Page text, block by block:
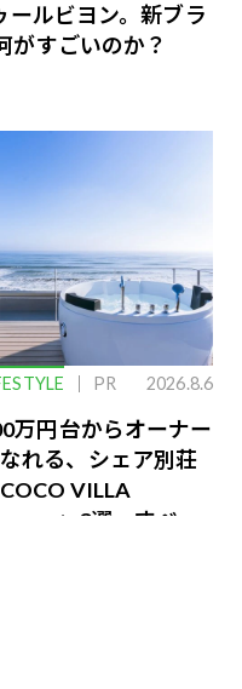
ールビヨン。新ブラ
がすごいのか？
PR 2026.8.6
万円台からオーナー
れる、シェア別荘
COCO VILLA
」3選。すべて